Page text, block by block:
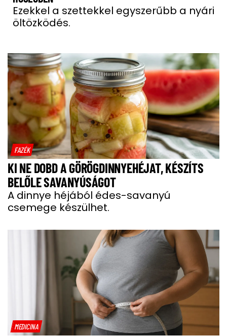
Ezekkel a szettekkel egyszerűbb a nyári
öltözködés.
FAZÉK
KI NE DOBD A GÖRÖGDINNYEHÉJAT, KÉSZÍTS
BELŐLE SAVANYÚSÁGOT
A dinnye héjából édes-savanyú
csemege készülhet.
MEDICINA